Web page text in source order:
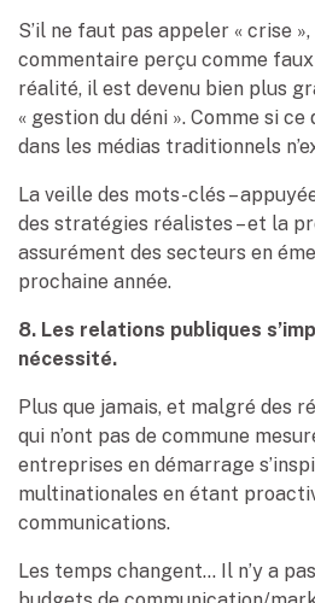
S’il ne faut pas appeler « crise
commentaire perçu comme
réalité, il est devenu bien plus
« gestion du déni ». Comme si ce
dans les médias traditionnels
La veille des mots-clés –
des stratégies réalistes – et la
assurément des secteurs en
prochaine année.
8. Les relations publiques
nécessité.
Plus que jamais, et malgré des
qui n’ont pas de commune
entreprises en démarrage
multinationales en étant
communications.
Les temps changent… Il n’y a